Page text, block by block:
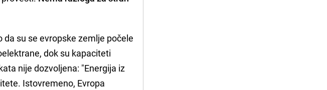
da su se evropske zemlje počele
dok su kapaciteti
nije dozvoljena: "Energija iz
Istovremeno, Evropa